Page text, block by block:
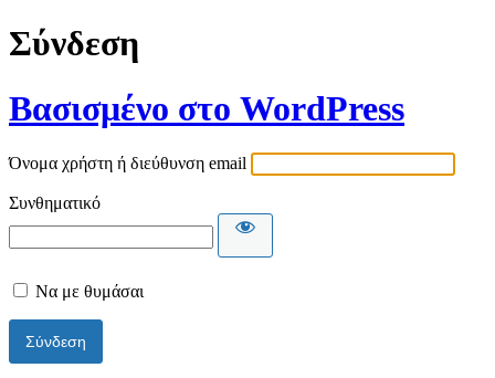
Σύνδεση
Βασισμένο στο WordPress
Όνομα χρήστη ή διεύθυνση email
Συνθηματικό
Να με θυμάσαι